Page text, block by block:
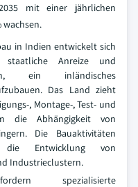
mit einer jährlichen
wachsen.
in Indien entwickelt sich
Anreize und
ein inländisches
Das Land zieht
, Montage-, Test- und
die Abhängigkeit von
Die Bauaktivitäten
Entwicklung von
Industrieclustern.
spezialisierte